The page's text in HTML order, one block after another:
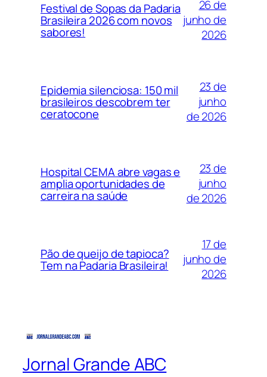
Festival de Sopas da Padaria
Brasileira 2026 com novos
sabores!
26 de
junho de
2026
Epidemia silenciosa: 150 mil
brasileiros descobrem ter
ceratocone
23 de
junho
de 2026
Hospital CEMA abre vagas e
amplia oportunidades de
carreira na saúde
23 de
junho
de 2026
Pão de queijo de tapioca?
Tem na Padaria Brasileira!
17 de
junho de
2026
Jornal Grande ABC